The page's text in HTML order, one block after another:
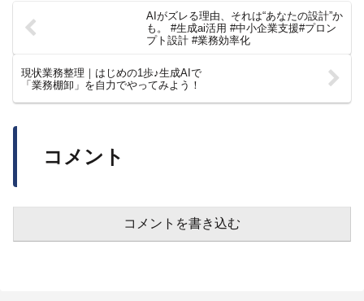
AIがズレる理由、それは“あなたの設計”か
も。 #生成ai活用 #中小企業支援#プロン
プト設計 #業務効率化
現状業務整理｜はじめの1歩♪生成AIで
「業務棚卸」を自力でやってみよう！​
コメント
コメントを書き込む